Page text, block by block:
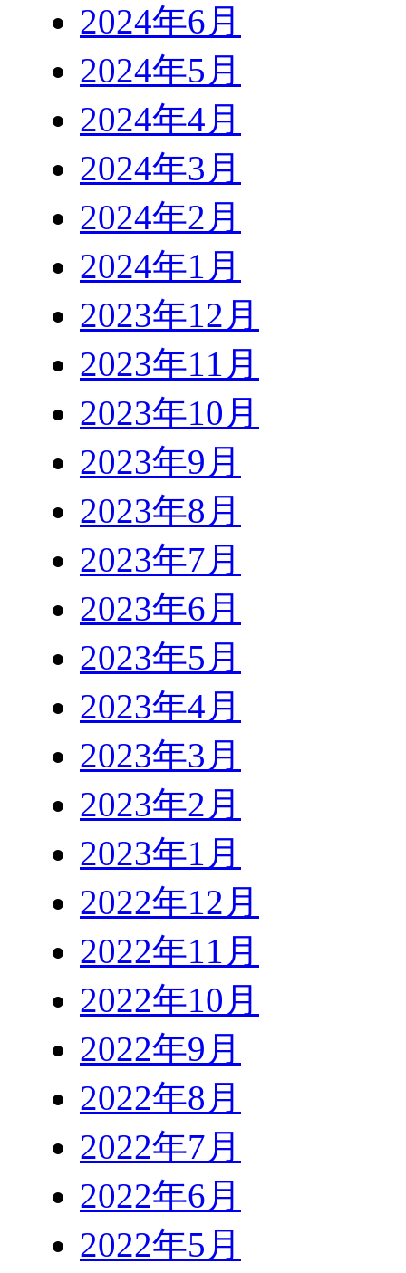
2024年6月
2024年5月
2024年4月
2024年3月
2024年2月
2024年1月
2023年12月
2023年11月
2023年10月
2023年9月
2023年8月
2023年7月
2023年6月
2023年5月
2023年4月
2023年3月
2023年2月
2023年1月
2022年12月
2022年11月
2022年10月
2022年9月
2022年8月
2022年7月
2022年6月
2022年5月